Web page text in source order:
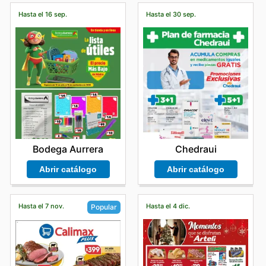
Hasta el 16 sep.
Bodega Aurrera
Abrir catálogo
Hasta el 30 sep.
Chedraui
Abrir catálogo
Hasta el 7 nov. Popular Hasta el 4 dic.